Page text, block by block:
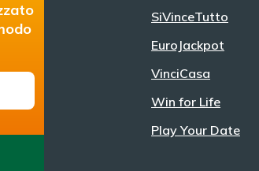
SiVinceTutto
EuroJackpot
VinciCasa
Win for Life
Play Your Date